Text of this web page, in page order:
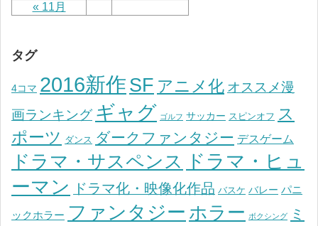
« 11月
タグ
4コマ 2016新作SF アニメ化 オススメ漫
画ランキング ギャグ ゴルフ サッカー スピンオフ ス
ポーツ ダンス ダークファンタジー デスゲーム
ドラマ・サスペンス ドラマ・ヒュ
ーマン
ドラマ化・映像化作品 バスケ バレー パニ
ックホラー ファンタジー ホラー ボクシング
ミ